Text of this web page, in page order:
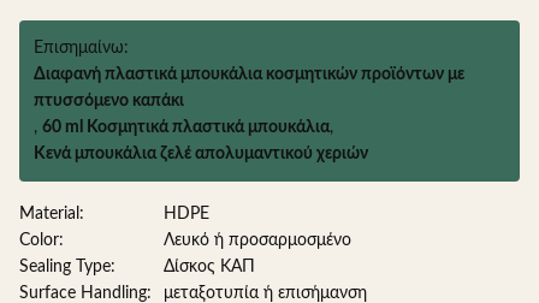
Επισημαίνω:
Διαφανή πλαστικά μπουκάλια κοσμητικών προϊόντων με
πτυσσόμενο καπάκι
, 60 ml Κοσμητικά πλαστικά μπουκάλια,
Κενά μπουκάλια ζελέ απολυμαντικού χεριών
Material:
HDPE
Color:
Λευκό ή προσαρμοσμένο
Sealing Type:
Δίσκος ΚΑΠ
Surface Handling:
μεταξοτυπία ή επισήμανση